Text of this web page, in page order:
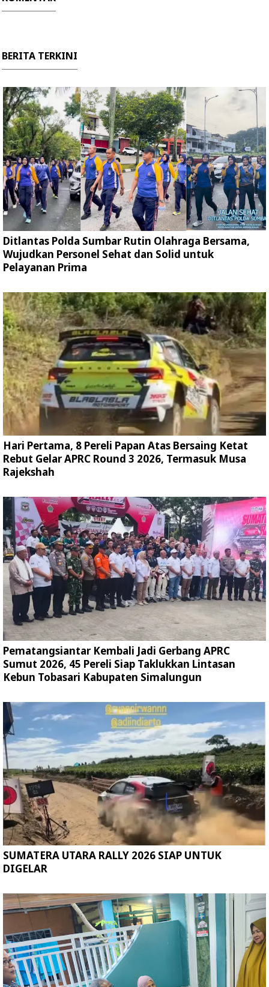
BERITA TERKINI
Ditlantas Polda Sumbar Rutin Olahraga Bersama,
Wujudkan Personel Sehat dan Solid untuk
Pelayanan Prima
Hari Pertama, 8 Pereli Papan Atas Bersaing Ketat
Rebut Gelar APRC Round 3 2026, Termasuk Musa
Rajekshah
Pematangsiantar Kembali Jadi Gerbang APRC
Sumut 2026, 45 Pereli Siap Taklukkan Lintasan
Kebun Tobasari Kabupaten Simalungun
SUMATERA UTARA RALLY 2026 SIAP UNTUK
DIGELAR